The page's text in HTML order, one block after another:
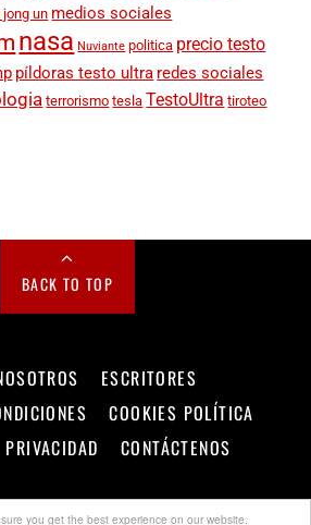
you get the best experience on our website.
jong un medios sociales
nasa Nuviante politica precio testo
píldoras testo ultra redes sociales
terrorismo tesla TestoUltra tiroteo
BACK TO TOP
ESCRITORES
COOKIES POLÍTICA
CONTÁCTENOS
©Metro Diario2026